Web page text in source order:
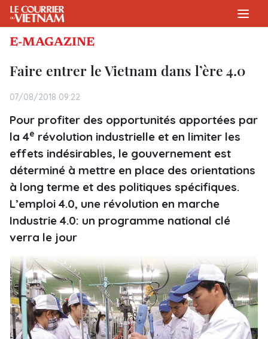
E-MAGAZINE
Faire entrer le Vietnam dans l’ère 4.0
07/08/2018 09:22
Pour profiter des opportunités apportées par
la 4e révolution industrielle et en limiter les
effets indésirables, le gouvernement est
déterminé à mettre en place des orientations
à long terme et des politiques spécifiques.
L’emploi 4.0, une révolution en marche
Industrie 4.0: un programme national clé
verra le jour